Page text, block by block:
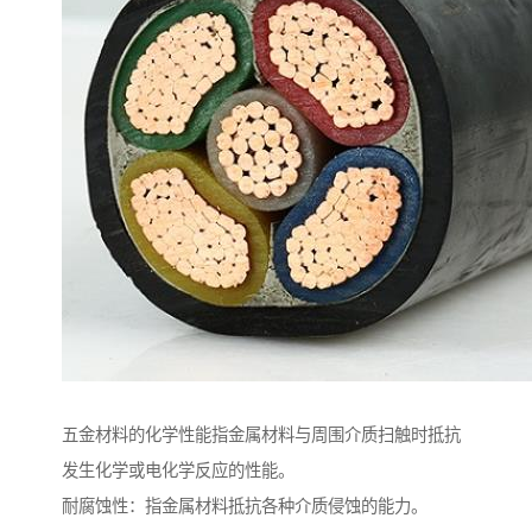
五金材料的化学性能指金属材料与周围介质扫触时抵抗
发生化学或电化学反应的性能。
耐腐蚀性：指金属材料抵抗各种介质侵蚀的能力。